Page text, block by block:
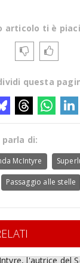
articolo ti è
questa
di:
McIntyre
Passaggio alle stelle